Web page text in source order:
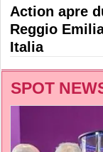
Action apre
Reggio
Italia
SPOT